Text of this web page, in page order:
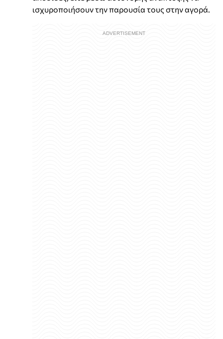
ισχυροποιήσουν την παρουσία τους στην αγορά.